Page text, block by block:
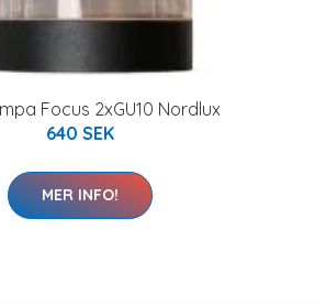
Focus 2xGU10 Nordlux
640 SEK
MER INFO!